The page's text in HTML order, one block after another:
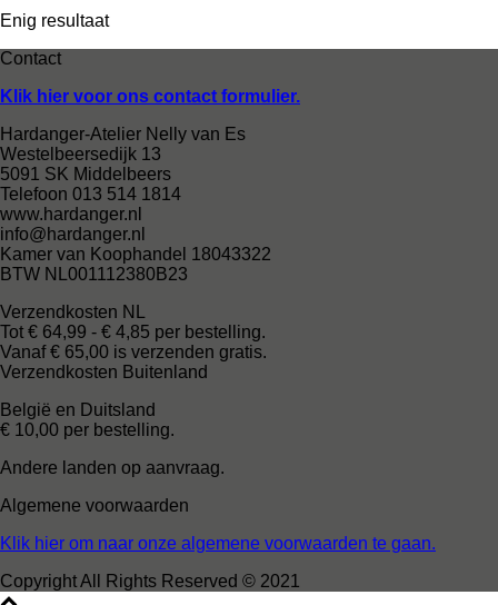
Enig resultaat
Contact
Klik hier voor ons contact formulier.
Hardanger-Atelier Nelly van Es
Westelbeersedijk 13
5091 SK Middelbeers
Telefoon 013 514 1814
www.hardanger.nl
info@hardanger.nl
Kamer van Koophandel 18043322
BTW NL001112380B23
Verzendkosten NL
Tot € 64,99 - € 4,85 per bestelling.
Vanaf € 65,00 is verzenden gratis.
Verzendkosten Buitenland
België en Duitsland
€ 10,00 per bestelling.
Andere landen op aanvraag.
Algemene voorwaarden
Klik hier om naar onze algemene voorwaarden te gaan.
Copyright All Rights Reserved © 2021